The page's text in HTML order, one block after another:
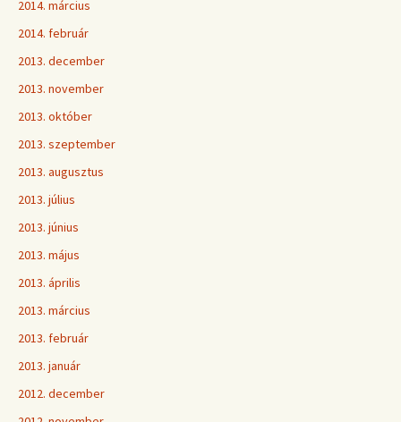
2014. március
2014. február
2013. december
2013. november
2013. október
2013. szeptember
2013. augusztus
2013. július
2013. június
2013. május
2013. április
2013. március
2013. február
2013. január
2012. december